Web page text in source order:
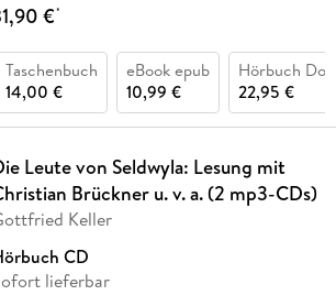
€*
Taschenbuch
14,00 €
eBook epub
10,99 €
Hörbuch
22,95 €
Leute von Seldwyla: Lesung mit
Brückner u. v. a. (2 mp3-CDs)
Keller
CD
lieferbar